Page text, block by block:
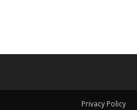
Privacy Policy